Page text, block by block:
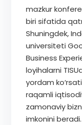
mazkur
biri sifatida
Shuningdek,
universiteti
Business
loyihalarni
yordam
raqamli
zamonaviy
imkonini beradi.